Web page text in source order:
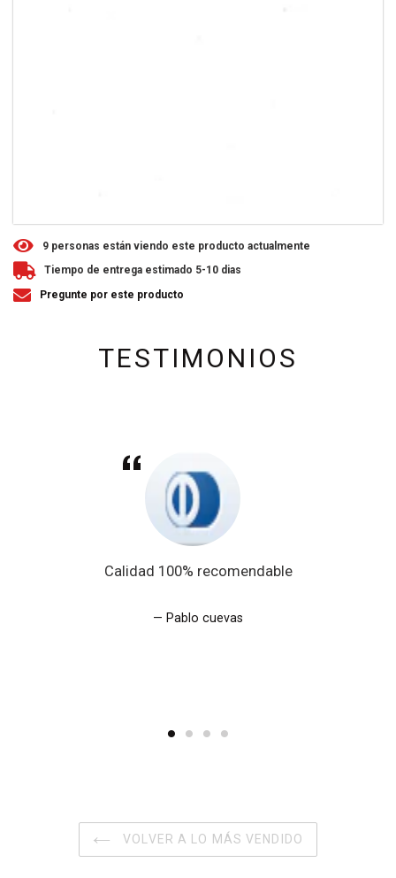
9 personas están viendo este producto actualmente
Tiempo de entrega estimado 5-10 dias
Pregunte por este producto
TESTIMONIOS
Calidad 100% recomendable
Pablo cuevas
VOLVER A LO MÁS VENDIDO